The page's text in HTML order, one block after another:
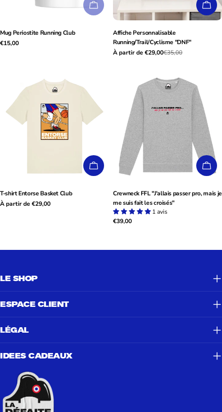
ÉPUISÉ
Mug Periostite Running Club
Prix
€15,00
Affiche Personnalisable
Running/Trail/Cyclisme "DNF"
Prix
À partir de €29,00
Prix
€35,00
CHOISISSEZ LES OPTIONS
T-shirt Entorse Basket Club
Prix
À partir de €29,00
Crewneck FFL "J'allais passer pro, mais je
me suis fait les croisés"
1 avis
Prix
€39,00
LE SHOP
ESPACE CLIENT
LÉGAL
IDEES CADEAUX